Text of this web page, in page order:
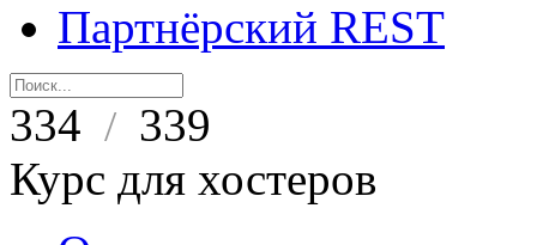
Партнёрский REST
334 / 339
Курс для хостеров